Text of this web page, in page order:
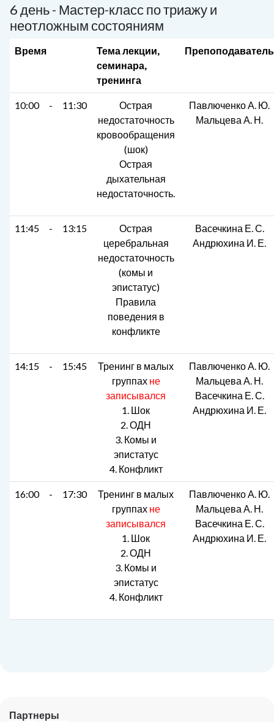
6 день - Мастер-класс по триажу и
неотложным состояниям
Время
Тема лекции,
семинара,
тренинга
Препоподаватель
10:00 - 11:30
Острая
недостаточность
кровообращения
(шок)
Острая
дыхательная
недостаточность.
Павлюченко А. Ю.
Мальцева А. Н.
11:45 - 13:15
Острая
церебральная
недостаточность
(комы и
эпистатус)
Правила
поведения в
конфликте
Васечкина Е. С.
Андрюхина И. Е.
14:15 - 15:45
Тренинг в малых
группах не
записывался
1. Шок
2. ОДН
3. Комы и
эпистатус
4. Конфликт
Павлюченко А. Ю.
Мальцева А. Н.
Васечкина Е. С.
Андрюхина И. Е.
16:00 - 17:30
Тренинг в малых
группах не
записывался
1. Шок
2. ОДН
3. Комы и
эпистатус
4. Конфликт
Павлюченко А. Ю.
Мальцева А. Н.
Васечкина Е. С.
Андрюхина И. Е.
Партнеры